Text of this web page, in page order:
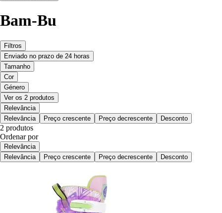
Bam-Bu
Filtros
Enviado no prazo de 24 horas
Tamanho
Cor
Género
Ver os 2 produtos
Relevância
Relevância
Preço crescente Preço decrescente Desconto
2 produtos
Ordenar por
Relevância
Relevância
Preço crescente Preço decrescente Desconto